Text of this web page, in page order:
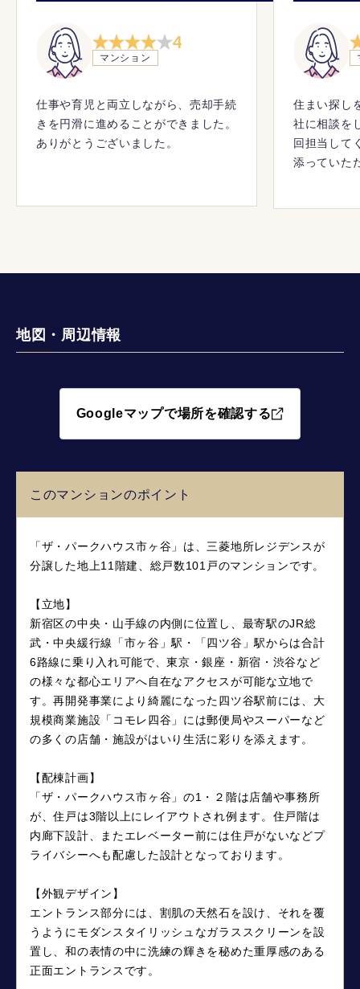
4
マンション
仕事や育児と両立しながら、売却手続
きを円滑に進めることができました。
ありがとうございました。
住まい探し
社に相談を
回担当して
添っていた
地図・周辺情報
Googleマップで場所を確認する
このマンションのポイント
「ザ・パークハウス市ヶ谷」は、三菱地所レジデンスが
分譲した地上11階建、総戸数101戸のマンションです。
【立地】
新宿区の中央・山手線の内側に位置し、最寄駅のJR総
武・中央緩行線「市ヶ谷」駅・「四ツ谷」駅からは合計
6路線に乗り入れ可能で、東京・銀座・新宿・渋谷など
の様々な都心エリアへ自在なアクセスが可能な立地で
す。再開発事業により綺麗になった四ツ谷駅前には、大
規模商業施設「コモレ四谷」には郵便局やスーパーなど
の多くの店舗・施設がはいり生活に彩りを添えます。
【配棟計画】
「ザ・パークハウス市ヶ谷」の1・２階は店舗や事務所
が、住戸は3階以上にレイアウトされ例ます。住戸階は
内廊下設計、またエレベーター前には住戸がないなどプ
ライバシーへも配慮した設計となっております。
【外観デザイン】
エントランス部分には、割肌の天然石を設け、それを覆
うようにモダンスタイリッシュなガラススクリーンを設
置し、和の表情の中に洗練の輝きを秘めた重厚感のある
正面エントランスです。